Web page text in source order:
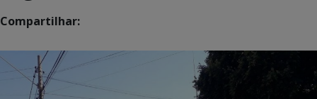
Compartilhar: